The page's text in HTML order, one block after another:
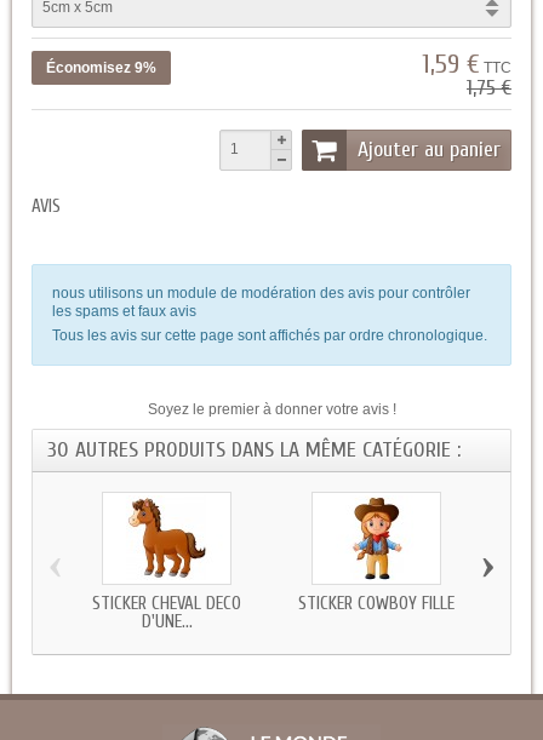
Économisez 9% 1,59 € TTC
1,75 €
Ajouter au panier
AVIS
nous utilisons un module de modération des avis pour contrôler
les spams et faux avis
Tous les avis sur cette page sont affichés par ordre chronologique.
Soyez le premier à donner votre avis !
30 AUTRES PRODUITS DANS LA MÊME CATÉGORIE :
STICKER CHEVAL DECO
D'UNE...
STICKER COWBOY FILLE
‹ ›